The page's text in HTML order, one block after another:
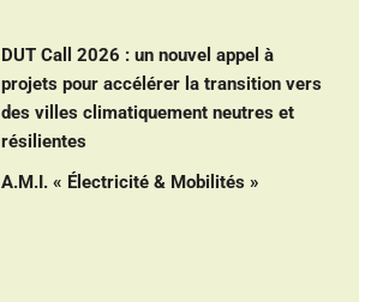
DUT Call 2026 : un nouvel appel à
projets pour accélérer la transition vers
des villes climatiquement neutres et
résilientes
A.M.I. « Électricité & Mobilités »